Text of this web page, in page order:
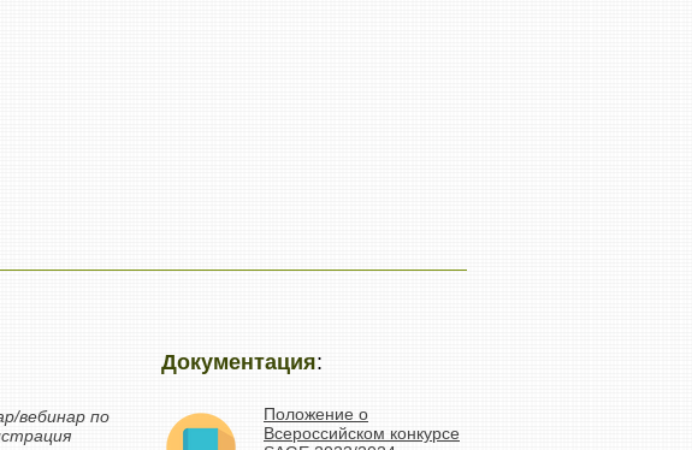
вебинар по
Документация:
Положение о
Всероссийском конкурсе